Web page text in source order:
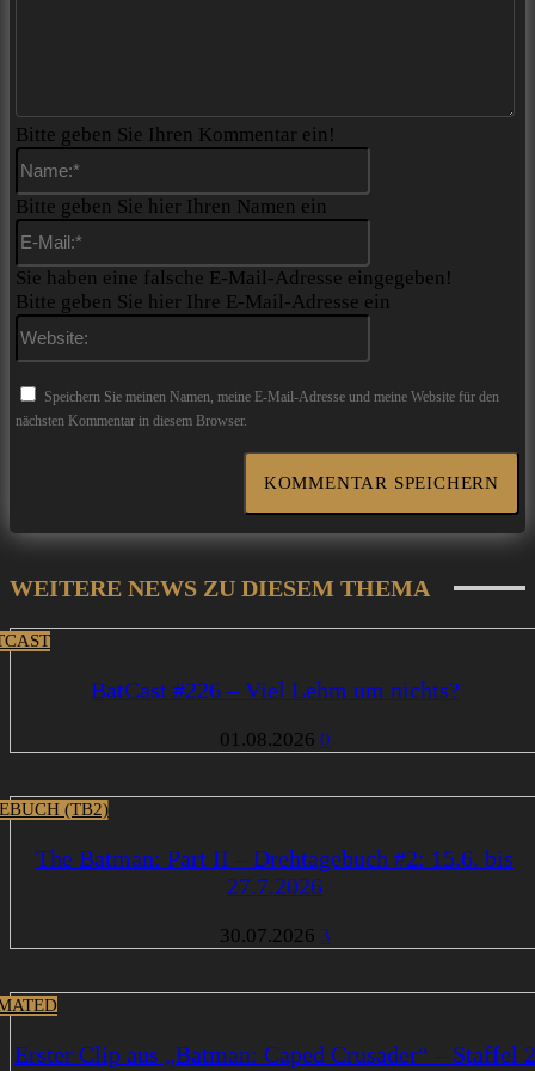
Bitte geben Sie Ihren Kommentar ein!
Bitte geben Sie hier Ihren Namen ein
Sie haben eine falsche E-Mail-Adresse eingegeben!
Bitte geben Sie hier Ihre E-Mail-Adresse ein
Speichern Sie meinen Namen, meine E-Mail-Adresse und meine Website für den
nächsten Kommentar in diesem Browser.
WEITERE NEWS ZU DIESEM THEMA
BatCast #226 – Viel Lehm um nichts?
01.08.2026 0
(TB2)
The Batman: Part II – Drehtagebuch #2: 15.6. bis
27.7.2026
30.07.2026 3
Erster Clip aus „Batman: Caped Crusader“ – Staffel 2